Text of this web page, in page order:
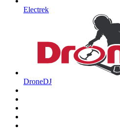
Electrek
DroneDJ